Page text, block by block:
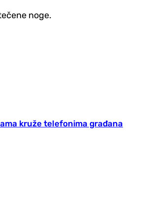
noge.
kruže telefonima građana